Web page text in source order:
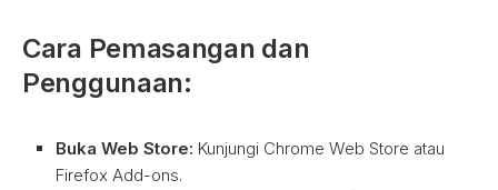
Cara Pemasangan dan
Penggunaan:
Buka Web Store: Kunjungi Chrome Web Store atau
Firefox Add-ons.